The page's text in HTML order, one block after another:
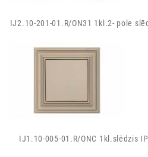
IJ2.10-201-01.R/ON31 1kl.2- pole
IJ1.10-005-01.R/ONС 1kl.slēdzis